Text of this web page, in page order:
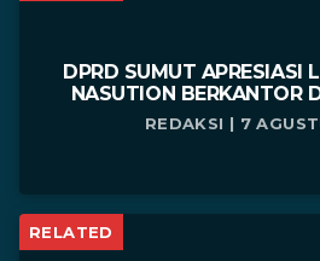
DPRD SUMUT APRESIASI
NASUTION BERKANTOR
REDAKSI | 7
RELATED